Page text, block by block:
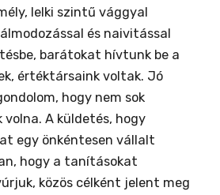
lelki szintű vággyal
és naivitással
barátokat hívtunk be a
értéktársaink voltak. Jó
hogy nem sok
A küldetés, hogy
egy önkéntesen vállalt
hogy a tanításokat
közös célként jelent meg